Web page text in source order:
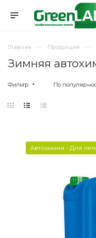
Главная Продукция
Зимняя
Фильтр По
Автохимия - Для